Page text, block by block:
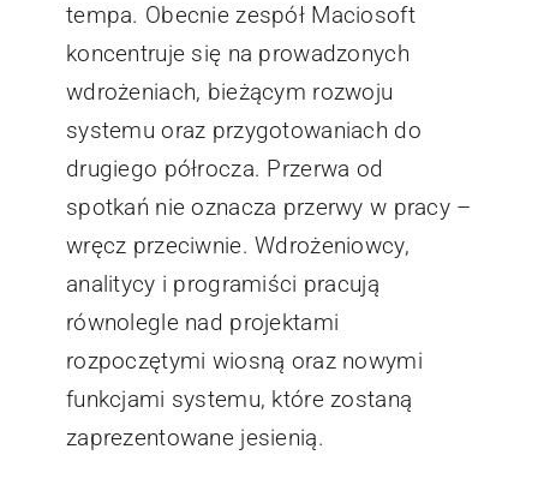
tempa. Obecnie zespół Maciosoft
koncentruje się na prowadzonych
wdrożeniach, bieżącym rozwoju
systemu oraz przygotowaniach do
drugiego półrocza. Przerwa od
spotkań nie oznacza przerwy w pracy –
wręcz przeciwnie. Wdrożeniowcy,
analitycy i programiści pracują
równolegle nad projektami
rozpoczętymi wiosną oraz nowymi
funkcjami systemu, które zostaną
zaprezentowane jesienią.